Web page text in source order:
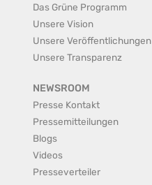
Das Grüne Programm
Unsere Vision
Unsere Veröffentlichungen
Unsere Transparenz
NEWSROOM
Presse Kontakt
Pressemitteilungen
Blogs
Videos
Presseverteiler